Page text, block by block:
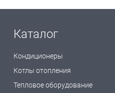
Каталог
Кондиционеры
Котлы отопления
Тепловое оборудование